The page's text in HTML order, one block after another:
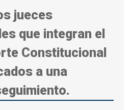
jueces
que integran el
Constitucional
a una